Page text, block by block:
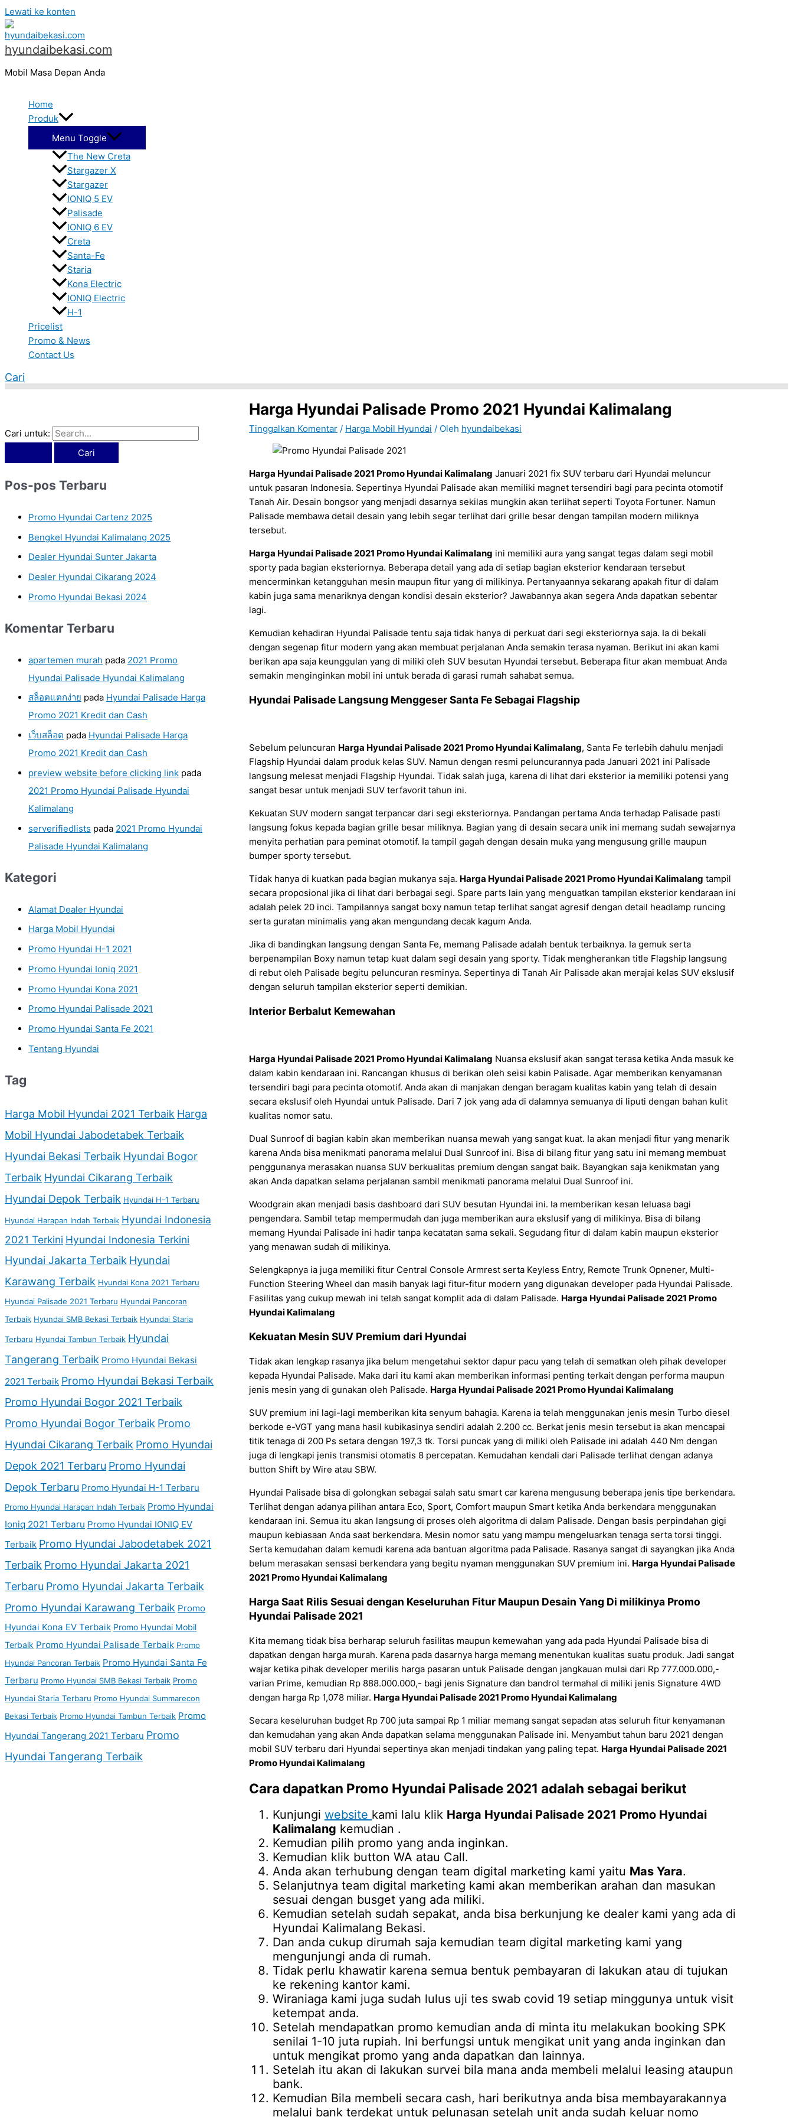
Lewati ke konten
hyundaibekasi.com
Mobil Masa Depan Anda
Home
Produk
Menu Toggle
The New Creta
Stargazer X
Stargazer
IONIQ 5 EV
Palisade
IONIQ 6 EV
Creta
Santa-Fe
Staria
Kona Electric
IONIQ Electric
H-1
Pricelist
Promo & News
Contact Us
Cari
Cari untuk:
Pos-pos Terbaru
Promo Hyundai Cartenz 2025
Bengkel Hyundai Kalimalang 2025
Dealer Hyundai Sunter Jakarta
Dealer Hyundai Cikarang 2024
Promo Hyundai Bekasi 2024
Komentar Terbaru
apartemen murah pada 2021 Promo
Hyundai Palisade Hyundai Kalimalang
สล็อตแตกง่าย pada Hyundai Palisade Harga
Promo 2021 Kredit dan Cash
เว็บสล็อต pada Hyundai Palisade Harga
Promo 2021 Kredit dan Cash
preview website before clicking link pada
2021 Promo Hyundai Palisade Hyundai
Kalimalang
serverifiedlists pada 2021 Promo Hyundai
Palisade Hyundai Kalimalang
Kategori
Alamat Dealer Hyundai
Harga Mobil Hyundai
Promo Hyundai H-1 2021
Promo Hyundai Ioniq 2021
Promo Hyundai Kona 2021
Promo Hyundai Palisade 2021
Promo Hyundai Santa Fe 2021
Tentang Hyundai
Tag
Harga Mobil Hyundai 2021 Terbaik Harga
Mobil Hyundai Jabodetabek Terbaik
Hyundai Bekasi Terbaik Hyundai Bogor
Terbaik Hyundai Cikarang Terbaik
Hyundai Depok Terbaik Hyundai H-1 Terbaru
Hyundai Harapan Indah Terbaik Hyundai Indonesia
2021 Terkini Hyundai Indonesia Terkini
Hyundai Jakarta Terbaik Hyundai
Karawang Terbaik Hyundai Kona 2021 Terbaru
Hyundai Palisade 2021 Terbaru Hyundai Pancoran
Terbaik Hyundai SMB Bekasi Terbaik Hyundai Staria
Terbaru Hyundai Tambun Terbaik Hyundai
Tangerang Terbaik Promo Hyundai Bekasi
2021 Terbaik Promo Hyundai Bekasi Terbaik
Promo Hyundai Bogor 2021 Terbaik
Promo Hyundai Bogor Terbaik Promo
Hyundai Cikarang Terbaik Promo Hyundai
Depok 2021 Terbaru Promo Hyundai
Depok Terbaru Promo Hyundai H-1 Terbaru
Promo Hyundai Harapan Indah Terbaik Promo Hyundai
Ioniq 2021 Terbaru Promo Hyundai IONIQ EV
Terbaik Promo Hyundai Jabodetabek 2021
Terbaik Promo Hyundai Jakarta 2021
Terbaru Promo Hyundai Jakarta Terbaik
Promo Hyundai Karawang Terbaik Promo
Hyundai Kona EV Terbaik Promo Hyundai Mobil
Terbaik Promo Hyundai Palisade Terbaik Promo
Hyundai Pancoran Terbaik Promo Hyundai Santa Fe
Terbaru Promo Hyundai SMB Bekasi Terbaik Promo
Hyundai Staria Terbaru Promo Hyundai Summarecon
Bekasi Terbaik Promo Hyundai Tambun Terbaik Promo
Hyundai Tangerang 2021 Terbaru Promo
Hyundai Tangerang Terbaik
Harga Hyundai Palisade Promo 2021 Hyundai Kalimalang
Tinggalkan Komentar / Harga Mobil Hyundai / Oleh hyundaibekasi
Harga Hyundai Palisade 2021 Promo Hyundai Kalimalang Januari 2021 fix SUV terbaru dari Hyundai meluncur
untuk pasaran Indonesia. Sepertinya Hyundai Palisade akan memiliki magnet tersendiri bagi para pecinta otomotif
Tanah Air. Desain bongsor yang menjadi dasarnya sekilas mungkin akan terlihat seperti Toyota Fortuner. Namun
Palisade membawa detail desain yang lebih segar terlihat dari grille besar dengan tampilan modern miliknya
tersebut.
Harga Hyundai Palisade 2021 Promo Hyundai Kalimalang ini memiliki aura yang sangat tegas dalam segi mobil
sporty pada bagian eksteriornya. Beberapa detail yang ada di setiap bagian eksterior kendaraan tersebut
mencerminkan ketangguhan mesin maupun fitur yang di milikinya. Pertanyaannya sekarang apakah fitur di dalam
kabin juga sama menariknya dengan kondisi desain eksterior? Jawabannya akan segera Anda dapatkan sebentar
lagi.
Kemudian kehadiran Hyundai Palisade tentu saja tidak hanya di perkuat dari segi eksteriornya saja. Ia di bekali
dengan segenap fitur modern yang akan membuat perjalanan Anda semakin terasa nyaman. Berikut ini akan kami
berikan apa saja keunggulan yang di miliki oleh SUV besutan Hyundai tersebut. Beberapa fitur akan membuat Anda
semakin menginginkan mobil ini untuk berada di garasi rumah sahabat semua.
Hyundai Palisade Langsung Menggeser Santa Fe Sebagai Flagship
Sebelum peluncuran Harga Hyundai Palisade 2021 Promo Hyundai Kalimalang, Santa Fe terlebih dahulu menjadi
Flagship Hyundai dalam produk kelas SUV. Namun dengan resmi peluncurannya pada Januari 2021 ini Palisade
langsung melesat menjadi Flagship Hyundai. Tidak salah juga, karena di lihat dari eksterior ia memiliki potensi yang
sangat besar untuk menjadi SUV terfavorit tahun ini.
Kekuatan SUV modern sangat terpancar dari segi eksteriornya. Pandangan pertama Anda terhadap Palisade pasti
langsung fokus kepada bagian grille besar miliknya. Bagian yang di desain secara unik ini memang sudah sewajarnya
menyita perhatian para peminat otomotif. Ia tampil gagah dengan desain muka yang mengusung grille maupun
bumper sporty tersebut.
Tidak hanya di kuatkan pada bagian mukanya saja. Harga Hyundai Palisade 2021 Promo Hyundai Kalimalang tampil
secara proposional jika di lihat dari berbagai segi. Spare parts lain yang menguatkan tampilan eksterior kendaraan ini
adalah pelek 20 inci. Tampilannya sangat boxy namun tetap terlihat sangat agresif dengan detail headlamp runcing
serta guratan minimalis yang akan mengundang decak kagum Anda.
Jika di bandingkan langsung dengan Santa Fe, memang Palisade adalah bentuk terbaiknya. Ia gemuk serta
berpenampilan Boxy namun tetap kuat dalam segi desain yang sporty. Tidak mengherankan title Flagship langsung
di rebut oleh Palisade begitu peluncuran resminya. Sepertinya di Tanah Air Palisade akan merajai kelas SUV ekslusif
dengan seluruh tampilan eksterior seperti demikian.
Interior Berbalut Kemewahan
Harga Hyundai Palisade 2021 Promo Hyundai Kalimalang Nuansa ekslusif akan sangat terasa ketika Anda masuk ke
dalam kabin kendaraan ini. Rancangan khusus di berikan oleh seisi kabin Palisade. Agar memberikan kenyamanan
tersendiri bagi para pecinta otomotif. Anda akan di manjakan dengan beragam kualitas kabin yang telah di desain
secara ekslusif oleh Hyundai untuk Palisade. Dari 7 jok yang ada di dalamnya semuanya di liputi dengan bahan kulit
kualitas nomor satu.
Dual Sunroof di bagian kabin akan memberikan nuansa mewah yang sangat kuat. Ia akan menjadi fitur yang menarik
karena Anda bisa menikmati panorama melalui Dual Sunroof ini. Bisa di bilang fitur yang satu ini memang membuat
penggunanya merasakan nuansa SUV berkualitas premium dengan sangat baik. Bayangkan saja kenikmatan yang
akan Anda dapatkan selama perjalanan sambil menikmati panorama melalui Dual Sunroof ini.
Woodgrain akan menjadi basis dashboard dari SUV besutan Hyundai ini. Ia memberikan kesan leluasa bagi
pengendara. Sambil tetap mempermudah dan juga memberikan aura ekslusif yang di milikinya. Bisa di bilang
memang Hyundai Palisade ini hadir tanpa kecatatan sama sekali. Segudang fitur di dalam kabin maupun eksterior
yang menawan sudah di milikinya.
Selengkapnya ia juga memiliki fitur Central Console Armrest serta Keyless Entry, Remote Trunk Opnener, Multi-
Function Steering Wheel dan masih banyak lagi fitur-fitur modern yang digunakan developer pada Hyundai Palisade.
Fasilitas yang cukup mewah ini telah sangat komplit ada di dalam Palisade. Harga Hyundai Palisade 2021 Promo
Hyundai Kalimalang
Kekuatan Mesin SUV Premium dari Hyundai
Tidak akan lengkap rasanya jika belum mengetahui sektor dapur pacu yang telah di sematkan oleh pihak developer
kepada Hyundai Palisade. Maka dari itu kami akan memberikan informasi penting terkait dengan performa maupun
jenis mesin yang di gunakan oleh Palisade. Harga Hyundai Palisade 2021 Promo Hyundai Kalimalang
SUV premium ini lagi-lagi memberikan kita senyum bahagia. Karena ia telah menggunakan jenis mesin Turbo diesel
berkode e-VGT yang mana hasil kubikasinya sendiri adalah 2.200 cc. Berkat jenis mesin tersebut ia akan mencapai
titik tenaga di 200 Ps setara dengan 197,3 tk. Torsi puncak yang di miliki oleh Palisade ini adalah 440 Nm dengan
juga di lengkapi jenis transmisi otomatis 8 percepatan. Kemudahan kendali dari Palisade terlihat dengan adanya
button Shift by Wire atau SBW.
Hyundai Palisade bisa di golongkan sebagai salah satu smart car karena mengusung beberapa jenis tipe berkendara.
Terlihat dengan adanya pilihan antara Eco, Sport, Comfort maupun Smart ketika Anda berkendara menggunakan
kendaraan ini. Semua itu akan langsung di proses oleh algoritma di dalam Palisade. Dengan basis perpindahan gigi
maupun kebiasaan Anda saat berkendara. Mesin nomor satu yang mampu mengeluarkan tenaga serta torsi tinggi.
Serta kemudahan dalam kemudi karena ada bantuan algoritma pada Palisade. Rasanya sangat di sayangkan jika Anda
belum merasakan sensasi berkendara yang begitu nyaman menggunakan SUV premium ini. Harga Hyundai Palisade
2021 Promo Hyundai Kalimalang
Harga Saat Rilis Sesuai dengan Keseluruhan Fitur Maupun Desain Yang Di milikinya Promo
Hyundai Palisade 2021
Kita memang tidak bisa berharap seluruh fasilitas maupun kemewahan yang ada pada Hyundai Palisade bisa di
dapatkan dengan harga murah. Karena pada dasarnya harga memang menentukan kualitas suatu produk. Jadi sangat
wajar ketika pihak developer merilis harga pasaran untuk Palisade dengan jangkauan mulai dari Rp 777.000.000,-
varian Prime, kemudian Rp 888.000.000,- bagi jenis Signature dan bandrol termahal di miliki jenis Signature 4WD
dengan harga Rp 1,078 miliar. Harga Hyundai Palisade 2021 Promo Hyundai Kalimalang
Secara keseluruhan budget Rp 700 juta sampai Rp 1 miliar memang sangat sepadan atas seluruh fitur kenyamanan
dan kemudahan yang akan Anda dapatkan selama menggunakan Palisade ini. Menyambut tahun baru 2021 dengan
mobil SUV terbaru dari Hyundai sepertinya akan menjadi tindakan yang paling tepat. Harga Hyundai Palisade 2021
Promo Hyundai Kalimalang
Cara dapatkan Promo Hyundai Palisade 2021 adalah sebagai berikut
Kunjungi website kami lalu klik Harga Hyundai Palisade 2021 Promo Hyundai
Kalimalang kemudian .
Kemudian pilih promo yang anda inginkan.
Kemudian klik button WA atau Call.
Anda akan terhubung dengan team digital marketing kami yaitu Mas Yara.
Selanjutnya team digital marketing kami akan memberikan arahan dan masukan
sesuai dengan busget yang ada miliki.
Kemudian setelah sudah sepakat, anda bisa berkunjung ke dealer kami yang ada di
Hyundai Kalimalang Bekasi.
Dan anda cukup dirumah saja kemudian team digital marketing kami yang
mengunjungi anda di rumah.
Tidak perlu khawatir karena semua bentuk pembayaran di lakukan atau di tujukan
ke rekening kantor kami.
Wiraniaga kami juga sudah lulus uji tes swab covid 19 setiap minggunya untuk visit
ketempat anda.
Setelah mendapatkan promo kemudian anda di minta itu melakukan booking SPK
senilai 1-10 juta rupiah. Ini berfungsi untuk mengikat unit yang anda inginkan dan
untuk mengikat promo yang anda dapatkan dan lainnya.
Setelah itu akan di lakukan survei bila mana anda membeli melalui leasing ataupun
bank.
Kemudian Bila membeli secara cash, hari berikutnya anda bisa membayarakannya
melalui bank terdekat untuk pelunasan setelah unit anda sudah keluar nomo